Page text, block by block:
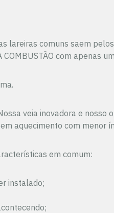
comuns saem
com apenas
veia inovadora e nosso
aquecimento com menor
em comum:
instalado;